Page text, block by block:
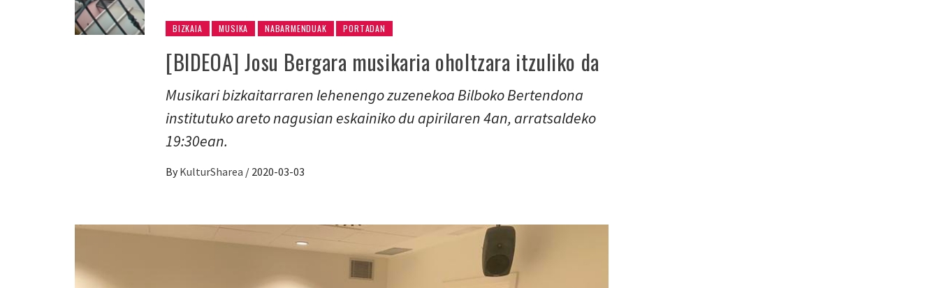
BIZKAIA MUSIKA NABARMENDUAK PORTADAN
[BIDEOA] Josu Bergara musikaria oholtzara itzuliko da
Musikari bizkaitarraren lehenengo zuzenekoa Bilboko Bertendona
institutuko areto nagusian eskainiko du apirilaren 4an, arratsaldeko
19:30ean.
By KulturSharea / 2020-03-03